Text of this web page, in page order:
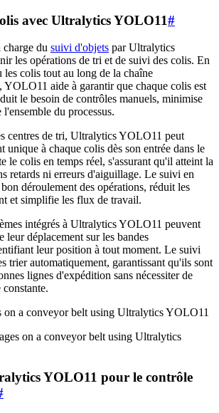
avec Ultralytics YOLO11#
charge du suivi d'objets par Ultralytics
les opérations de tri et de suivi des colis. En
colis tout au long de la chaîne
YOLO11 aide à garantir que chaque colis est
le besoin de contrôles manuels, minimise
l'ensemble du processus.
centres de tri, Ultralytics YOLO11 peut
unique à chaque colis dès son entrée dans le
le colis en temps réel, s'assurant qu'il atteint la
retards ni erreurs d'aiguillage. Le suivi en
déroulement des opérations, réduit les
et simplifie les flux de travail.
intégrés à Ultralytics YOLO11 peuvent
leur déplacement sur les bandes
leur position à tout moment. Le suivi
trier automatiquement, garantissant qu'ils sont
lignes d'expédition sans nécessiter de
on a conveyor belt using Ultralytics
YOLO11 pour le contrôle